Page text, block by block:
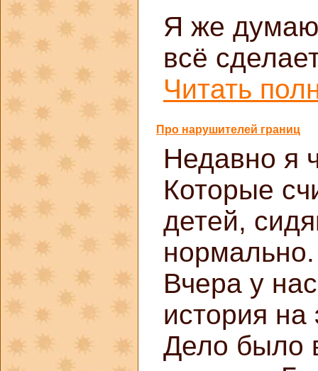
Я же
всё
Читать
Про нарушителей границ
Недавно я
Которые
детей,
нормально.
Вчера у
история на
Дело было